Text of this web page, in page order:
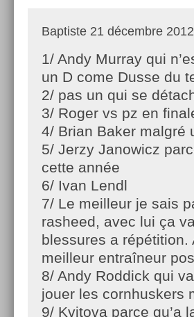
Baptiste 21 décembre
1/ Andy Murray qui
un D come Dusse du
2/ pas un qui se
3/ Roger vs pz en
4/ Brian Baker malgré
5/ Jerzy Janowicz
cette année
6/ Ivan Lendl
7/ Le meilleur je sais
rasheed, avec lui ça
blessures a
meilleur entraîneur
8/ Andy Roddick qui
jouer les cornhuskers
9/ Kvitova parce qu’a